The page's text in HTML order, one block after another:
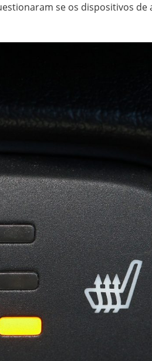
se os dispositivos